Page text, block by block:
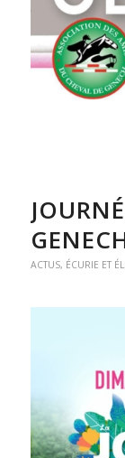
ACTUS, ÉCURIE ET